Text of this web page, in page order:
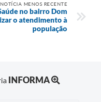
NOTÍCIA MENOS RECENTE
no bairro Dom
o atendimento à
população
INFORMA